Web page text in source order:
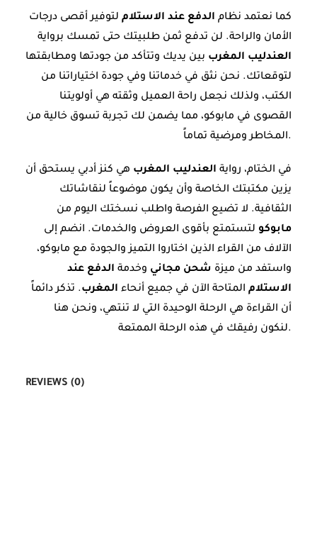
كما نعتمد نظام الدفع عند الاستلام لتوفير أقصى درجات
الأمان والراحة. لن تدفع ثمن طلبيتك حتى تمسك برواية
العندليب المغرب بين يديك وتتأكد من جودتها ومطابقتها
لتوقعاتك. نحن نثق في خدماتنا وفي جودة اختياراتنا من
الكتب، ولذلك نجعل راحة العميل وثقته هي أولويتنا
القصوى في مابوكو، مما يضمن لك تجربة تسوق خالية من
المخاطر ومرضية تماماً.
في الختام، رواية العندليب المغرب هي كنز أدبي يستحق أن
يزين مكتبتك الخاصة وأن يكون موضوعاً لنقاشاتك
الثقافية. لا تضيع الفرصة واطلب نسختك اليوم من
مابوكو لتستمتع بأقوى العروض والخدمات. انضم إلى
الآلاف من القراء الذين اختاروا التميز والجودة مع مابوكو،
واستفد من ميزة شحن مجاني وخدمة الدفع عند
الاستلام المتاحة الآن في جميع أنحاء المغرب. تذكر دائماً
أن القراءة هي الرحلة الوحيدة التي لا تنتهي، ونحن هنا
لنكون رفيقك في هذه الرحلة الممتعة.
REVIEWS (0)